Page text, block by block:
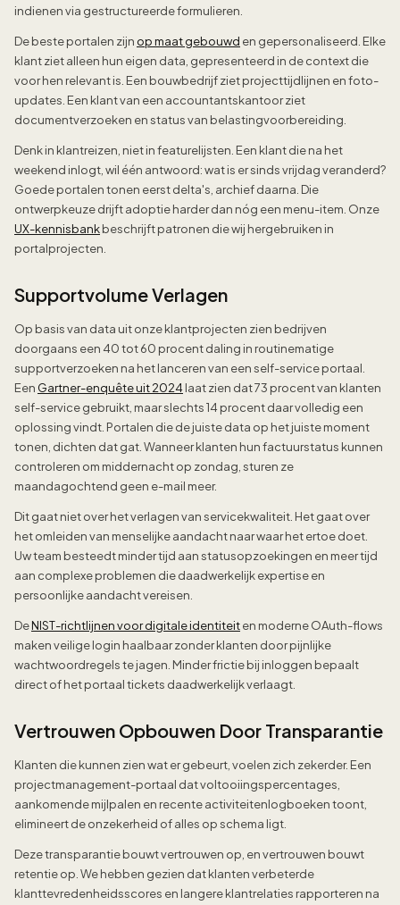
indienen via gestructureerde formulieren.
De beste portalen zijn op maat gebouwd en gepersonaliseerd. Elke
klant ziet alleen hun eigen data, gepresenteerd in de context die
voor hen relevant is. Een bouwbedrijf ziet projecttijdlijnen en foto-
updates. Een klant van een accountantskantoor ziet
documentverzoeken en status van belastingvoorbereiding.
Denk in klantreizen, niet in featurelijsten. Een klant die na het
weekend inlogt, wil één antwoord: wat is er sinds vrijdag veranderd?
Goede portalen tonen eerst delta's, archief daarna. Die
ontwerpkeuze drijft adoptie harder dan nóg een menu-item. Onze
UX-kennisbankbeschrijft patronen die wij hergebruiken in
portalprojecten.
Supportvolume Verlagen
Op basis van data uit onze klantprojecten zien bedrijven
doorgaans een 40 tot 60 procent daling in routinematige
supportverzoeken na het lanceren van een self-service portaal.
Een Gartner-enquête uit 2024laat zien dat 73 procent van klanten
self-service gebruikt, maar slechts 14 procent daar volledig een
oplossing vindt. Portalen die de juiste data op het juiste moment
tonen, dichten dat gat. Wanneer klanten hun factuurstatus kunnen
controleren om middernacht op zondag, sturen ze
maandagochtend geen e-mail meer.
Dit gaat niet over het verlagen van servicekwaliteit. Het gaat over
het omleiden van menselijke aandacht naar waar het ertoe doet.
Uw team besteedt minder tijd aan statusopzoekingen en meer tijd
aan complexe problemen die daadwerkelijk expertise en
persoonlijke aandacht vereisen.
DeNIST-richtlijnen voor digitale identiteiten moderne OAuth-flows
maken veilige login haalbaar zonder klanten door pijnlijke
wachtwoordregels te jagen. Minder frictie bij inloggen bepaalt
direct of het portaal tickets daadwerkelijk verlaagt.
Vertrouwen Opbouwen Door Transparantie
Klanten die kunnen zien wat er gebeurt, voelen zich zekerder. Een
projectmanagement-portaal dat voltooiingspercentages,
aankomende mijlpalen en recente activiteitenlogboeken toont,
elimineert de onzekerheid of alles op schema ligt.
Deze transparantie bouwt vertrouwen op, en vertrouwen bouwt
retentie op. We hebben gezien dat klanten verbeterde
klanttevredenheidsscores en langere klantrelaties rapporteren na